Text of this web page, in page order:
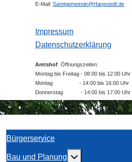
E-Mail: Samtgemeinde@Harpstedt.de
Impressum
Datenschutzerklärung
Amtshof Öffnungszeiten:
Montag bis Freitag - 08:00 bis 12:00 Uhr
Montag - 14:00 bis 16:00 Uhr
Donnerstag - 14:00 bis 17:00 Uhr
Bürgerservice
Bau und Planung Weitere